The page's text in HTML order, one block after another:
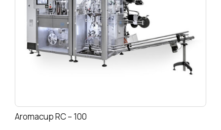
Aromacup RC – 100